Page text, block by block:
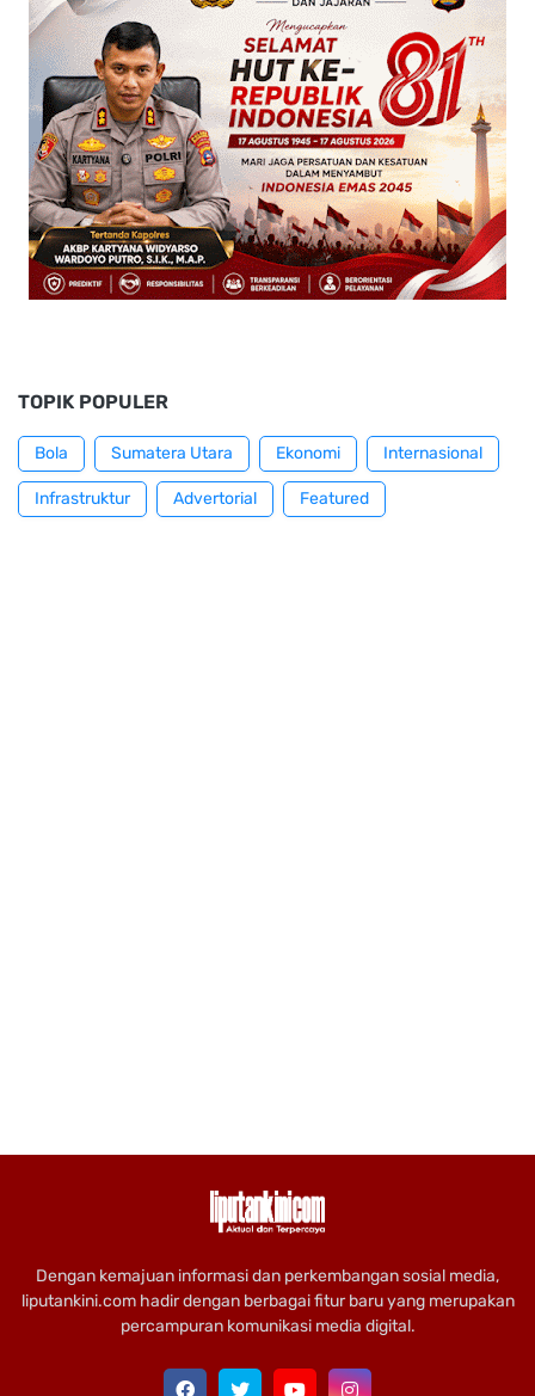
TOPIK POPULER
Bola Sumatera Utara Ekonomi Internasional
Infrastruktur Advertorial Featured
Dengan kemajuan informasi dan perkembangan sosial media,
liputankini.com hadir dengan berbagai fitur baru yang merupakan
percampuran komunikasi media digital.